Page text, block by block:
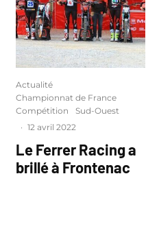
Actualité
Championnat de France
Compétition
Sud-Ouest
· 12 avril 2022
Le Ferrer Racing a
brillé à Frontenac